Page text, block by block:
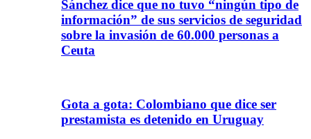
Sánchez dice que no tuvo “ningún tipo de
información” de sus servicios de seguridad
sobre la invasión de 60.000 personas a
Ceuta
Gota a gota: Colombiano que dice ser
prestamista es detenido en Uruguay